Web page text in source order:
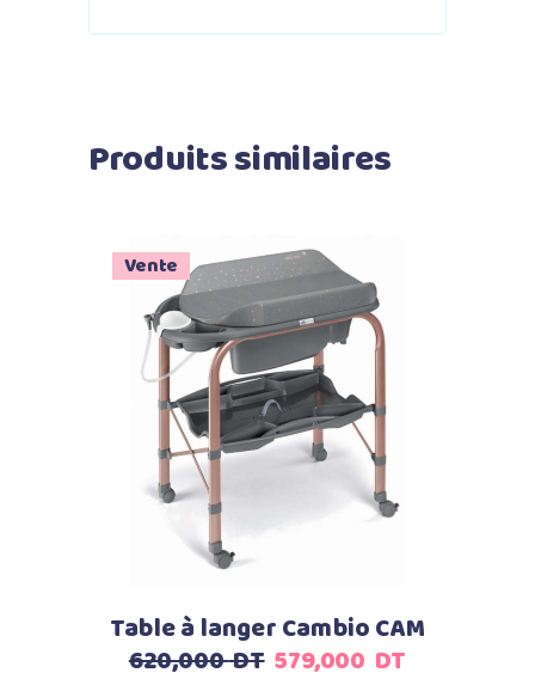
Produits similaires
Vente
Ajouter au panier
Table à langer Cambio CAM
620,000DT Le
579,000 DT